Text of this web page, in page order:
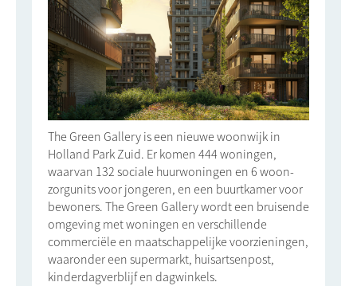
The Green Gallery is een nieuwe woonwijk in
Holland Park Zuid. Er komen 444 woningen,
waarvan 132 sociale huurwoningen en 6 woon-
zorgunits voor jongeren, en een buurtkamer voor
bewoners. The Green Gallery wordt een bruisende
omgeving met woningen en verschillende
commerciële en maatschappelijke voorzieningen,
waaronder een supermarkt, huisartsenpost,
kinderdagverblijf en dagwinkels.